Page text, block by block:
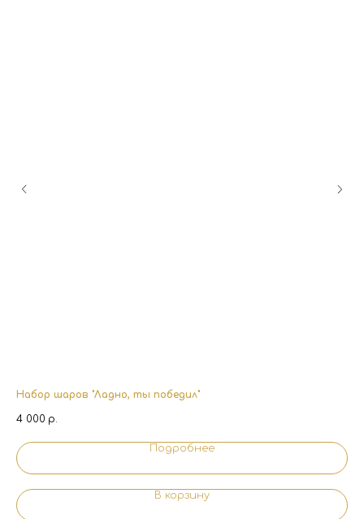
Набор шаров "Ладно, ты победил"
4 000 р.
Подробнее
В корзину